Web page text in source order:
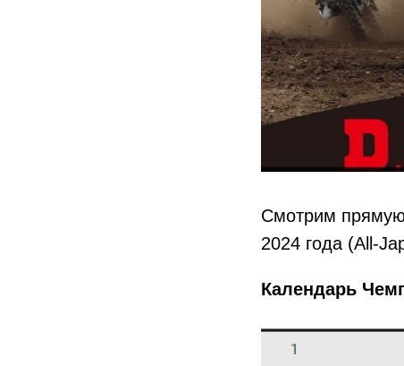
Смотрим прямую
2024 года (All-
Календарь